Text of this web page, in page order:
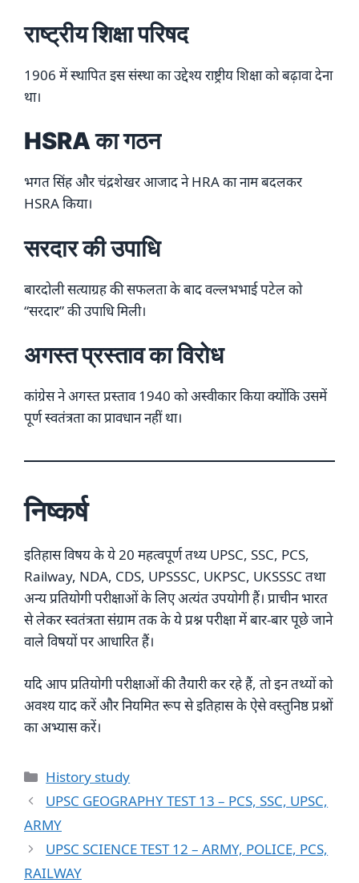
राष्ट्रीय शिक्षा परिषद
1906 में स्थापित इस संस्था का उद्देश्य राष्ट्रीय शिक्षा को बढ़ावा देना
था।
HSRA का गठन
भगत सिंह और चंद्रशेखर आजाद ने HRA का नाम बदलकर
HSRA किया।
सरदार की उपाधि
बारदोली सत्याग्रह की सफलता के बाद वल्लभभाई पटेल को
“सरदार” की उपाधि मिली।
अगस्त प्रस्ताव का विरोध
कांग्रेस ने अगस्त प्रस्ताव 1940 को अस्वीकार किया क्योंकि उसमें
पूर्ण स्वतंत्रता का प्रावधान नहीं था।
निष्कर्ष
इतिहास विषय के ये 20 महत्वपूर्ण तथ्य UPSC, SSC, PCS,
Railway, NDA, CDS, UPSSSC, UKPSC, UKSSSC तथा
अन्य प्रतियोगी परीक्षाओं के लिए अत्यंत उपयोगी हैं। प्राचीन भारत
से लेकर स्वतंत्रता संग्राम तक के ये प्रश्न परीक्षा में बार-बार पूछे जाने
वाले विषयों पर आधारित हैं।
यदि आप प्रतियोगी परीक्षाओं की तैयारी कर रहे हैं, तो इन तथ्यों को
अवश्य याद करें और नियमित रूप से इतिहास के ऐसे वस्तुनिष्ठ प्रश्नों
का अभ्यास करें।
Categories
History study
UPSC GEOGRAPHY TEST 13 – PCS, SSC, UPSC,
ARMY
UPSC SCIENCE TEST 12 – ARMY, POLICE, PCS,
RAILWAY